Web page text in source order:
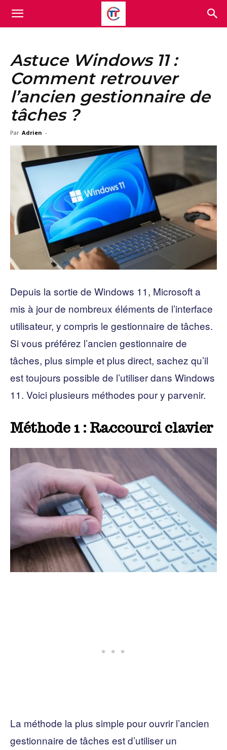
Astuce Windows 11 :
Comment retrouver
l’ancien gestionnaire de
tâches ?
Par Adrien -
Depuis la sortie de Windows 11, Microsoft a
mis à jour de nombreux éléments de l’interface
utilisateur, y compris le gestionnaire de tâches.
Si vous préférez l’ancien gestionnaire de
tâches, plus simple et plus direct, sachez qu’il
est toujours possible de l’utiliser dans Windows
11. Voici plusieurs méthodes pour y parvenir.
Méthode 1 : Raccourci clavier
La méthode la plus simple pour ouvrir l’ancien
gestionnaire de tâches est d’utiliser un